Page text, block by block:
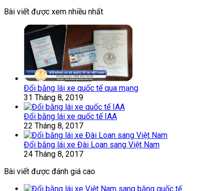
Bài viết được xem nhiều nhất
Đổi bằng lái xe quốc tế qua mạng
31 Tháng 8, 2019
Đổi bằng lái xe quốc tế IAA
22 Tháng 8, 2017
Đổi bằng lái xe Đài Loan sang Việt Nam
24 Tháng 8, 2017
Bài viết được đánh giá cao